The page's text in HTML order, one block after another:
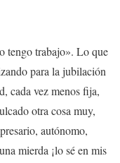
tengo trabajo». Lo que
para la jubilación
cada vez menos fija,
otra cosa muy,
autónomo,
mierda ¡lo sé en mis